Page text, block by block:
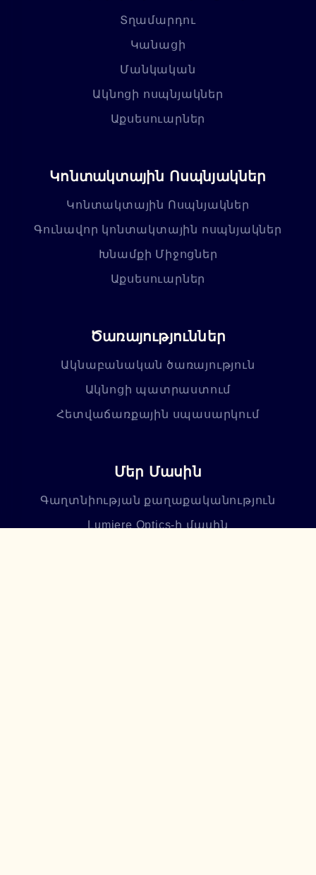
Տղամարդու
Կանացի
Մանկական
Ակնոցի ոսպնյակներ
Աքսեսուարներ
Կոնտակտային Ոսպնյակներ
Կոնտակտային Ոսպնյակներ
Գունավոր կոնտակտային ոսպնյակներ
Խնամքի Միջոցներ
Աքսեսուարներ
Ծառայություններ
Ակնաբանական ծառայություն
Ակնոցի պատրաստում
Հետվաճառքային սպասարկում
Մեր Մասին
Գաղտնիության քաղաքականություն
Lumiere Optics-ի մասին